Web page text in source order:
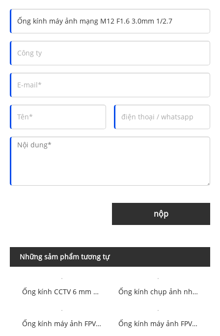
nộp
Những sảm phẩm tương tự
Ống kính CCTV 6 mm F2.2 M7 cho camera an ninh 1/2.9" Ống kính chụp ảnh nhiệt hồng ngoại sóng dài 75mm F1.0 10MP M34 17um
Ống kính máy ảnh FPV AIoT M12 5MP 8mm 1/2.7" F2.0 Ống kính máy ảnh FPV AIoT M12 2.85mm 1/2.9" F2.3 PL071